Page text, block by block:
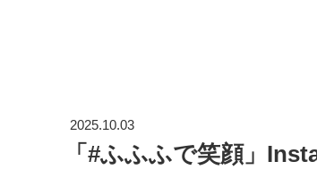
2025.10.03
「#ふふふで笑顔」